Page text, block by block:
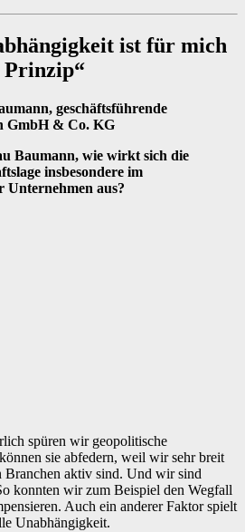
ist für mich
Prinzip“
geschäftsführende
GmbH & Co. KG
Baumann, wie wirkt sich die
insbesondere im
Unternehmen aus?
spüren wir geopolitische
sie abfedern, weil wir sehr breit
Branchen aktiv sind. Und wir sind
konnten wir zum Beispiel den Wegfall
Auch ein anderer Faktor spielt
Unabhängigkeit.